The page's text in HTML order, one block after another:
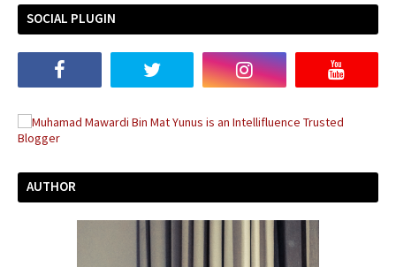
SOCIAL PLUGIN
AUTHOR